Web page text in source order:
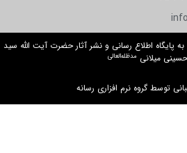
و نشر آثار حضرت آیت الله سید
مدظله‌العالی
افزاری رسانه